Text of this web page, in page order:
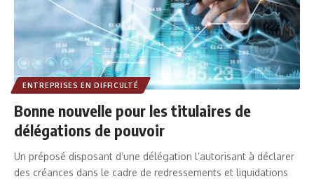
ENTREPRISES EN DIFFICULTÉ
Bonne nouvelle pour les titulaires de
délégations de pouvoir
Un préposé disposant d’une délégation l’autorisant à déclarer
des créances dans le cadre de redressements et liquidations